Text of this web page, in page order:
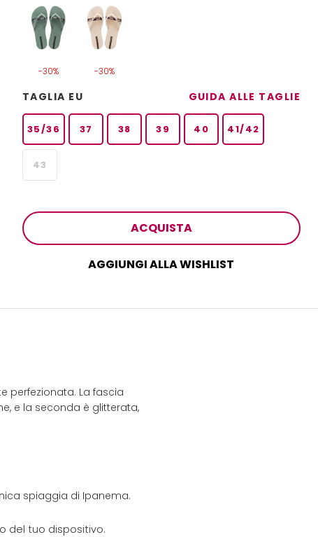
-30% -30%
TAGLIA EU GUIDA ALLE TAGLIE
35/36 37 38 39 40 41/42
43
ACQUISTA
AGGIUNGI ALLA WISHLIST
perfezionata. La fascia
e la seconda è glitterata,
spiaggia di Ipanema.
del tuo dispositivo.